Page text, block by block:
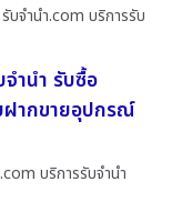
บจํานํา.com บริการรับ
ำนำ รับซื้อ
ฝากขายอุปกรณ์
บริการรับจำนำ